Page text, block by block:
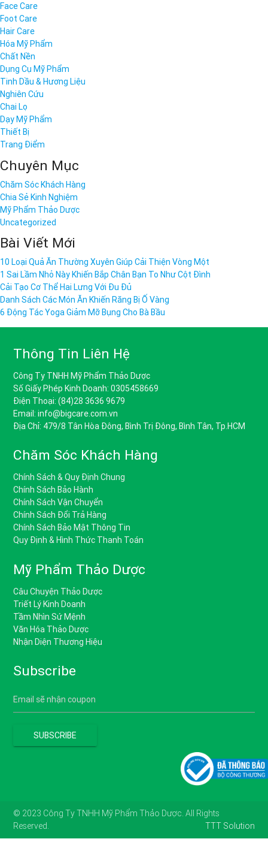
Face Care
Foot Care
Hair Care
Hóa Mỹ Phẩm
Chất Nền
Dụng Cụ Mỹ Phẩm
Tinh Dầu & Hương Liệu
Nghiên Cứu
Chai Lọ
Dạy Mỹ Phẩm
Thiết Bị
Trang Điểm
Chuyên Mục
Chăm Sóc Khách Hàng
Chia Sẻ Kinh Nghiệm
Mỹ Phẩm Thảo Dược
Uncategorized
Bài Viết Mới
10 Loại Quả Ăn Thường Xuyên Giúp Cải Thiện Vòng Một
1 Sai Lầm Nhỏ Này Khiến Bắp Chân Bạn To Như Cột Đình
Cải Tạo Cơ Thể Hai Lưng Với Đu Đủ
Danh Sách Các Món Ăn Khiến Răng Bị Ố Vàng
6 Động Tác Yoga Giảm Mỡ Bụng Cho Bà Bầu
Thông Tin Liên Hệ
Công Ty TNHH Mỹ Phẩm Thảo Dược
Số Giấy Phép Kinh Doanh: 0305458669
Điện Thoại: (84)28 3636 9679
Email: info@bigcare.com.vn
Địa Chỉ: 479/8 Tân Hòa Đông, Bình Trị Đông, Bình Tân, Tp.HCM
Chăm Sóc Khách Hàng
Chính Sách & Quy Định Chung
Chính Sách Bảo Hành
Chính Sách Vận Chuyển
Chính Sách Đổi Trả Hàng
Chính Sách Bảo Mật Thông Tin
Quy Định & Hình Thức Thanh Toán
Mỹ Phẩm Thảo Dược
Câu Chuyện Thảo Dược
Triết Lý Kinh Doanh
Tầm Nhìn Sứ Mệnh
Văn Hóa Thảo Dược
Nhận Diện Thương Hiệu
Subscribe
© 2023 Công Ty TNHH Mỹ Phẩm Thảo Dược. All Rights
Reserved.
TTT Solution